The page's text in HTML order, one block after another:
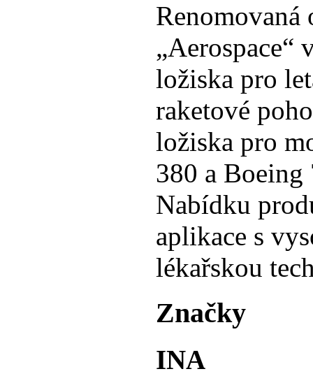
„Aerospace“
ložiska pro
raketové
ložiska pro
380 a Boeing
Nabídku
aplikace s
lékařskou
Značky
INA